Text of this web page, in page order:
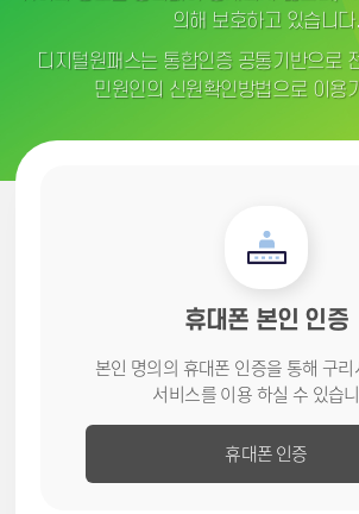
의해 보호하고 있습니다.
디지털원패스는 통합인증 공통기반으로
민원인의 신원확인방법으로 이용
휴대폰 본인 인증
본인 명의의 휴대폰 인증을 통해 구리
서비스를이용 하실 수 있습
휴대폰 인증